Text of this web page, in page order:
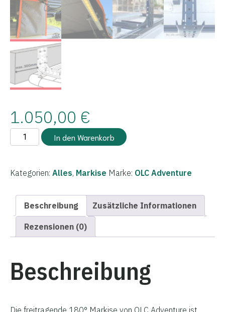
1.050,00 €
180°
Markise
Menge
In den Warenkorb
Kategorien: Alles, Markise Marke: OLC Adventure
Beschreibung Zusätzliche Informationen
Rezensionen (0)
Beschreibung
Die freitragende 180° Markise von OLC Adventure ist